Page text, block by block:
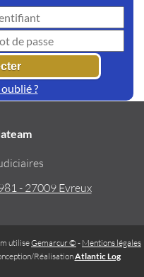
?
- 27009 Evreux
utiliseGemarcur © - Mentions légales
RéalisationAtlantic Log